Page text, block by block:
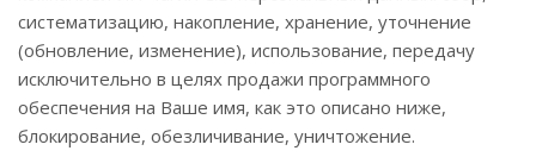
систематизацию, накопление, хранение, уточнение
(обновление, изменение), использование, передачу
исключительно в целях продажи программного
обеспечения на Ваше имя, как это описано ниже,
блокирование, обезличивание, уничтожение.